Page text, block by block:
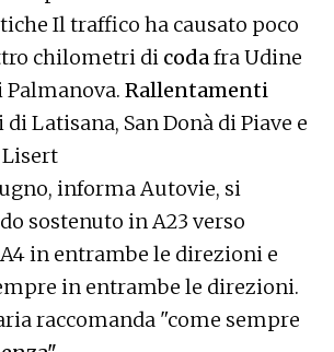
Il traffico ha causato poco
chilometri di codafra Udine
Palmanova. Rallentamenti
Latisana, San Donà di Piave e
informa Autovie, si
sostenuto in A23 verso
in entrambe le direzioni e
in entrambe le direzioni.
raccomanda "come sempre